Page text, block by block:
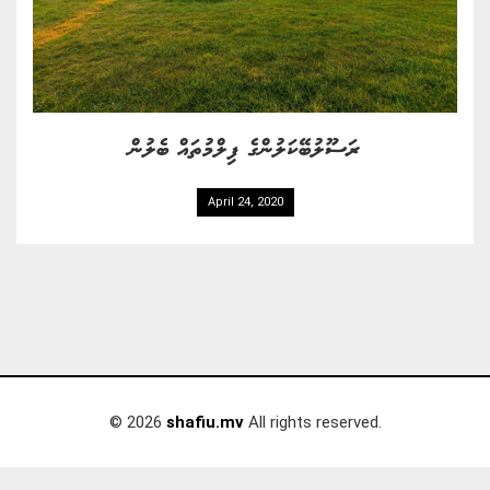
ރަސޫލުބޭކަލުންގެ ފިލްމުތައް ބެލުން
April 24, 2020
© 2026 shafiu.mvAll rights reserved.